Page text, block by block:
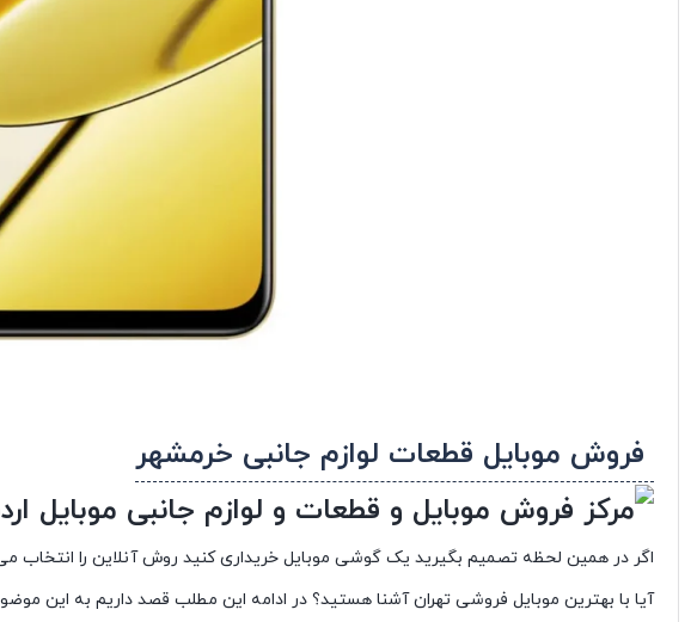
فروش موبایل قطعات لوازم جانبی خرمشهر
اگر در همین لحظه تصمیم بگیرید یک گوشی موبایل خریداری کنید روش آنلاین را انتخاب
آیا با بهترین موبایل فروشی تهران آشنا هستید؟ در ادامه این مطلب قصد داریم به این